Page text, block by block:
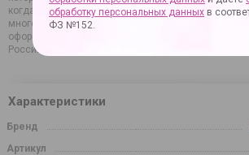
когда от страсти кружится голова, сделать секс
многогранным. Это возможность удивить себя и
оформите заявку на сайте, а мы позаботимся о
России.
Характеристики
Бренд
Артикул
обработку персональных данных в
ФЗ №152.